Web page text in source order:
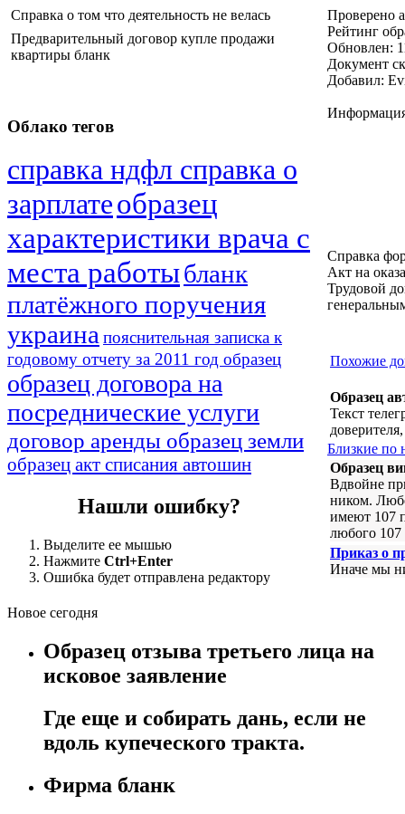
Справка о том что деятельность не велась
Предварительный договор купле продажи
квартиры бланк
Облако тегов
справка ндфл справка о
зарплатеобразец
характеристики врача с
места работыбланк
платёжного поручения
украинапояснительная записка к
годовому отчету за 2011 год образец
образец договора на
посреднические услуги
договор аренды образец земли
образец акт списания автошин
Нашли ошибку?
Выделите ее мышью
Нажмите Ctrl+Enter
Ошибка будет отправлена редактору
Проверено
Рейтинг
Обновлен:
Документ
Добавил:
Справка
Акт на
Трудовой
Похожие
Образец
Текст
Близкие по
Образец
Вдвойне
ником.
имеют 107
любого 107
Приказ о
Иначе мы
Новое сегодня
Образец отзыва третьего лица на
исковое заявление
Где еще и собирать дань, если не
вдоль купеческого тракта.
Фирма бланк